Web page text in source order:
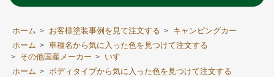
ホーム > お客様塗装事例を見て注文する >
キャンピングカー
ホーム > 車種名から気に入った色を見つけて注文する
> その他国産メーカー >
いすゞ
ホーム > ボディタイプから気に入った色を見つけて注文する